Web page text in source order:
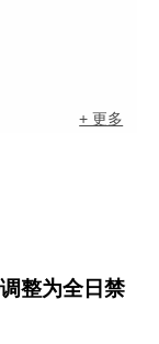
+ 更多
整为全日禁